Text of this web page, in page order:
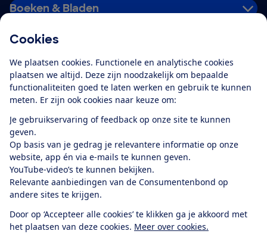
Cookies
We plaatsen cookies. Functionele en analytische cookies
plaatsen we altijd. Deze zijn noodzakelijk om bepaalde
functionaliteiten goed te laten werken en gebruik te kunnen
meten. Er zijn ook cookies naar keuze om:
Je gebruikservaring of feedback op onze site te kunnen
geven.
Op basis van je gedrag je relevantere informatie op onze
website, app én via e-mails te kunnen geven.
YouTube-video’s te kunnen bekijken.
Relevante aanbiedingen van de Consumentenbond op
andere sites te krijgen.
Door op ‘Accepteer alle cookies’ te klikken ga je akkoord met
het plaatsen van deze cookies. Meer over cookies.
Boeken & Bladen
Alles over de
app
Algemene Voorwaarden
Privacyverklaring
Cookiebeleid
Privacyvoorkeuren
Toegankelijkheid
RSS-feed nieuws
Facebook
TwitterInstagram
YoutubeLinkedIn
12.901consumentenbeoordelen de Consumentenbondmet gemiddeld